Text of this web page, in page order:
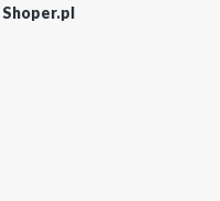
Shoper.pl